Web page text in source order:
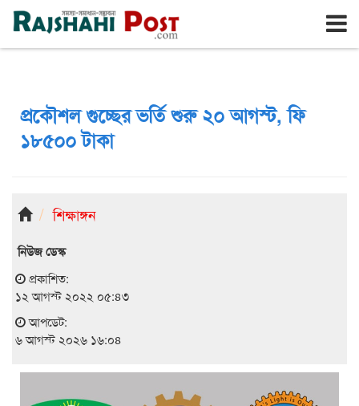
রাজশাহী বৃহঃস্পতিবার, ৬ই আগস্ট ২০২৬, ২৩শে শ্রাবণ ১৪৩৩
প্রকৌশল গুচ্ছের ভর্তি শুরু ২০ আগস্ট, ফি
১৮৫০০ টাকা
শিক্ষাঙ্গন
নিউজ ডেস্ক
প্রকাশিত:
১২ আগস্ট ২০২২ ০৫:৪৩
আপডেট:
৬ আগস্ট ২০২৬ ১৬:০৪